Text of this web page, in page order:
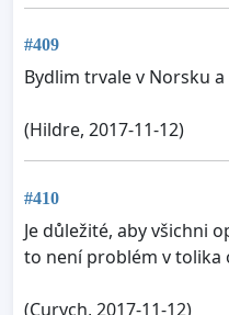
#409
Bydlim trvale v Norsku
(Hildre, 2017-11-12)
#410
Je důležité, aby všichni
to není problém v tolika
(Curych, 2017-11-12)